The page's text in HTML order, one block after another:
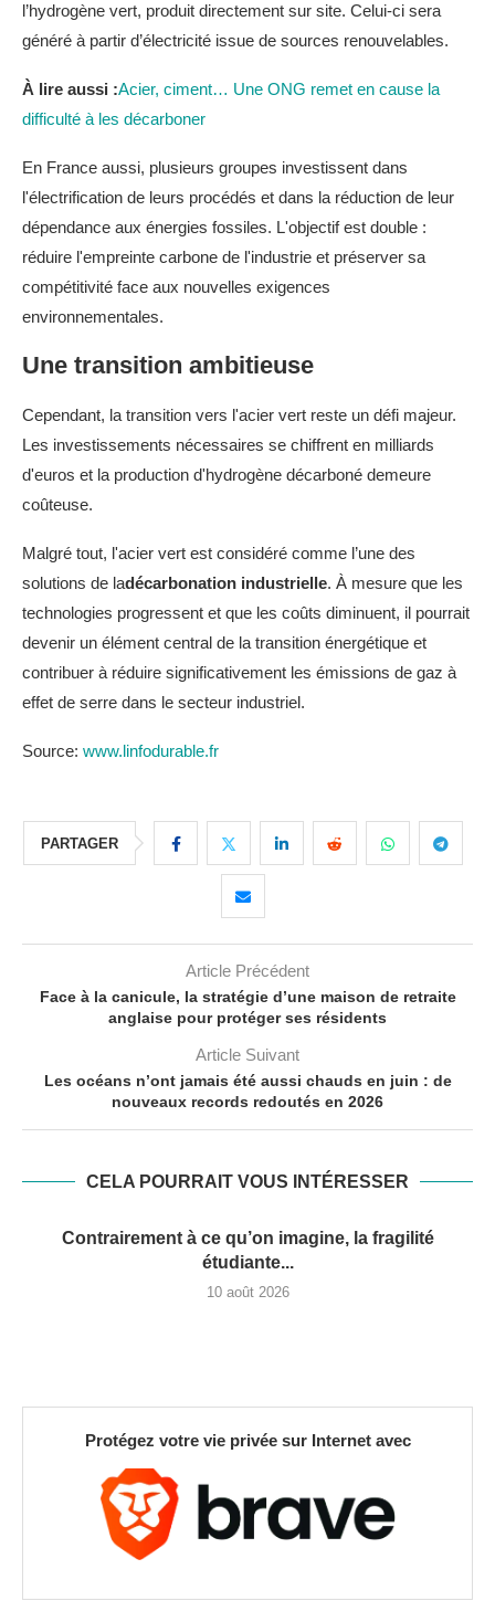
l’hydrogène vert, produit directement sur site. Celui-ci sera
généré à partir d’électricité issue de sources renouvelables.
À lire aussi :Acier, ciment… Une ONG remet en cause la
difficulté à les décarboner
En France aussi, plusieurs groupes investissent dans
l'électrification de leurs procédés et dans la réduction de leur
dépendance aux énergies fossiles. L'objectif est double :
réduire l'empreinte carbone de l'industrie et préserver sa
compétitivité face aux nouvelles exigences
environnementales.
Une transition ambitieuse
Cependant, la transition vers l'acier vert reste un défi majeur.
Les investissements nécessaires se chiffrent en milliards
d'euros et la production d'hydrogène décarboné demeure
coûteuse.
Malgré tout, l'acier vert est considéré comme l’une des
solutions de ladécarbonation industrielle. À mesure que les
technologies progressent et que les coûts diminuent, il pourrait
devenir un élément central de la transition énergétique et
contribuer à réduire significativement les émissions de gaz à
effet de serre dans le secteur industriel.
Source: www.linfodurable.fr
PARTAGER
Article Précédent
Face à la canicule, la stratégie d’une maison de retraite
anglaise pour protéger ses résidents
Article Suivant
Les océans n’ont jamais été aussi chauds en juin : de
nouveaux records redoutés en 2026
CELA POURRAIT VOUS INTÉRESSER
Contrairement à ce qu’on imagine, la fragilité
étudiante...
10 août 2026
Protégez votre vie privée sur Internet avec